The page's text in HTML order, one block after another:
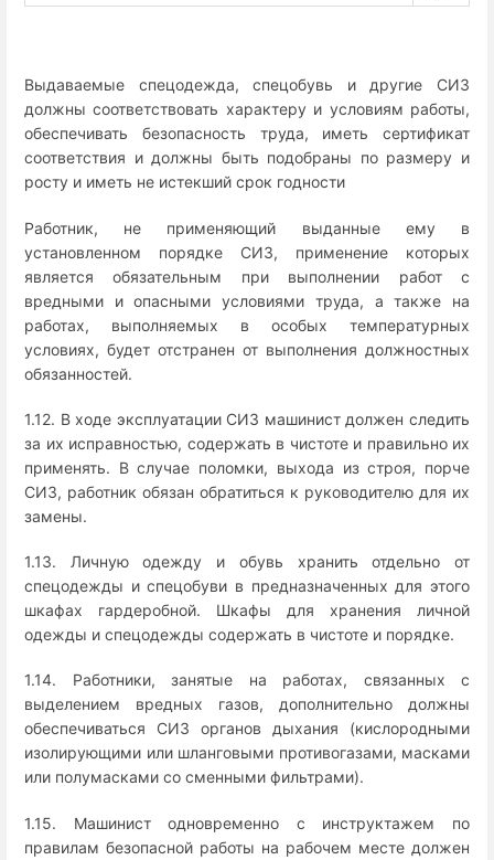
Выдаваемые спецодежда, спецобувь и другие СИЗ
должны соответствовать характеру и условиям работы,
обеспечивать безопасность труда, иметь сертификат
соответствия и должны быть подобраны по размеру и
росту и иметь не истекший срок годности
Работник, не применяющий выданные ему в
установленном порядке СИЗ, применение которых
является обязательным при выполнении работ с
вредными и опасными условиями труда, а также на
работах, выполняемых в особых температурных
условиях, будет отстранен от выполнения должностных
обязанностей.
1.12. В ходе эксплуатации СИЗ машинист должен следить
за их исправностью, содержать в чистоте и правильно их
применять. В случае поломки, выхода из строя, порче
СИЗ, работник обязан обратиться к руководителю для их
замены.
1.13. Личную одежду и обувь хранить отдельно от
спецодежды и спецобуви в предназначенных для этого
шкафах гардеробной. Шкафы для хранения личной
одежды и спецодежды содержать в чистоте и порядке.
1.14. Работники, занятые на работах, связанных с
выделением вредных газов, дополнительно должны
обеспечиваться СИЗ органов дыхания (кислородными
изолирующими или шланговыми противогазами, масками
или полумасками со сменными фильтрами).
1.15. Машинист одновременно с инструктажем по
правилам безопасной работы на рабочем месте должен